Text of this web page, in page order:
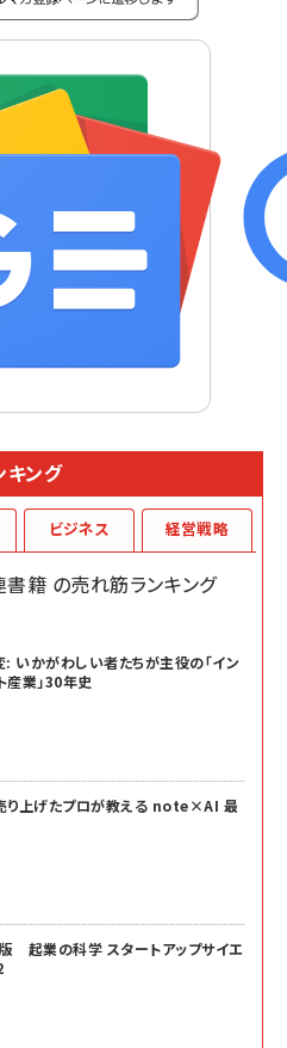
ング
籍 の売れ筋ランキング
: いかがわしい者たちが主役の「イン
産業」30年史
り上げたプロが教える note×AI 最
起業の科学 スタートアップサイエ
ビジネス 経営戦略